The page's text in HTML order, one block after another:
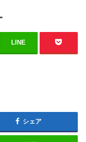
LINE
シェア